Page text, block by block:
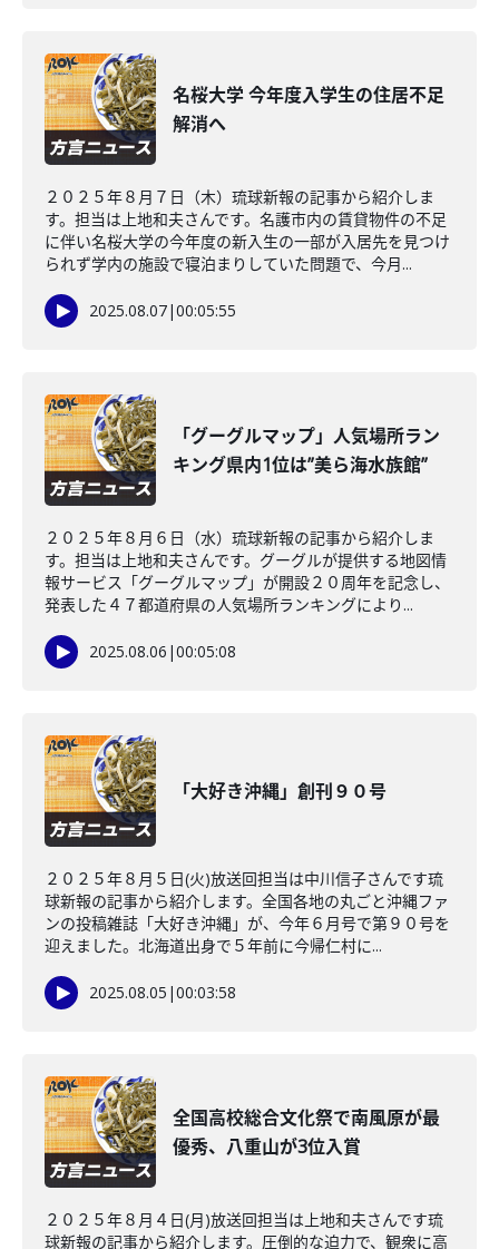
名桜大学 今年度入学生の住居不足
解消へ
２０２５年８月７日（木）琉球新報の記事から紹介しま
す。担当は上地和夫さんです。名護市内の賃貸物件の不足
に伴い名桜大学の今年度の新入生の一部が入居先を見つけ
られず学内の施設で寝泊まりしていた問題で、今月...
2025.08.07|00:05:55
「グーグルマップ」人気場所ラン
キング県内1位は”美ら海水族館”
２０２５年８月６日（水）琉球新報の記事から紹介しま
す。担当は上地和夫さんです。グーグルが提供する地図情
報サービス「グーグルマップ」が開設２０周年を記念し、
発表した４７都道府県の人気場所ランキングにより...
2025.08.06 |00:05:08
「大好き沖縄」創刊９０号
２０２５年８月５日(火)放送回担当は中川信子さんです琉
球新報の記事から紹介します。全国各地の丸ごと沖縄ファ
ンの投稿雑誌「大好き沖縄」が、今年６月号で第９０号を
迎えました。北海道出身で５年前に今帰仁村に...
2025.08.05 |00:03:58
全国高校総合文化祭で南風原が最
優秀、八重山が3位入賞
２０２５年８月４日(月)放送回担当は上地和夫さんです琉
球新報の記事から紹介します。圧倒的な迫力で、観衆に高